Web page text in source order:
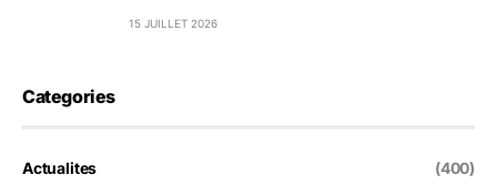
15 JUILLET 2026
Categories
Actualites (400)